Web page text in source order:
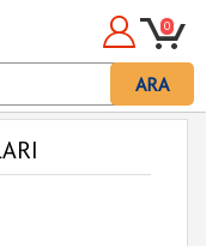
ARA
0